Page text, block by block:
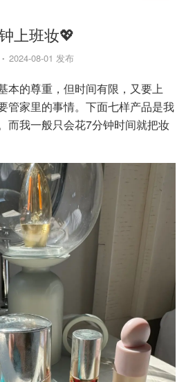
上班妆💖
2024-08-01 发布
本的尊重，但时间有限，又要上
管家里的事情。下面七样产品是我
而我一般只会花7分钟时间就把妆